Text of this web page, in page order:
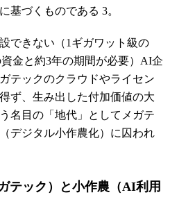
基づくものである 3。
できない（1ギガワット級の
金と約3年の期間が必要）AI企
テックのクラウドやライセン
ず、生み出した付加価値の大
名目の「地代」としてメガテ
デジタル小作農化）に囚われ
テック）と小作農（AI利用